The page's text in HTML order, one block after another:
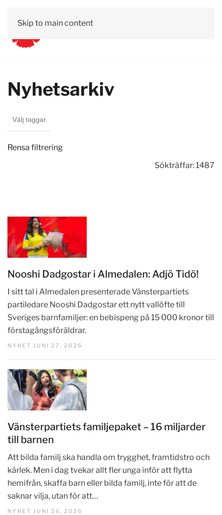
Skip to main content
Nyhetsarkiv
Rensa filtrering
Sökträffar: 1487
Nooshi Dadgostar i Almedalen: Adjö Tidö!
I sitt tal i Almedalen presenterade Vänsterpartiets
partiledare Nooshi Dadgostar ett nytt vallöfte till
Sveriges barnfamiljer: en bebispeng på 15 000 kronor till
förstagångsföräldrar.
NYHET JUNI 27, 2026
Vänsterpartiets familjepaket – 16 miljarder
till barnen
Att bilda familj ska handla om trygghet, framtidstro och
kärlek. Men i dag tvekar allt fler unga inför att flytta
hemifrån, skaffa barn eller bilda familj, inte för att de
saknar vilja, utan för att…
NYHET JUNI 26, 2026